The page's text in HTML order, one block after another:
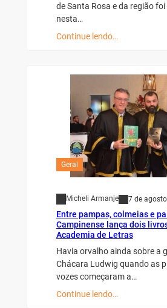
de Santa Rosa e da região
nesta…
Continue lendo…
Geral
Micheli Armanje 7 de
Entre pampas, colmeias e
Campinense lança dois
Academia de Letras
Havia orvalho ainda sobre a
Chácara Ludwig quando as
vozes começaram a…
Continue lendo…